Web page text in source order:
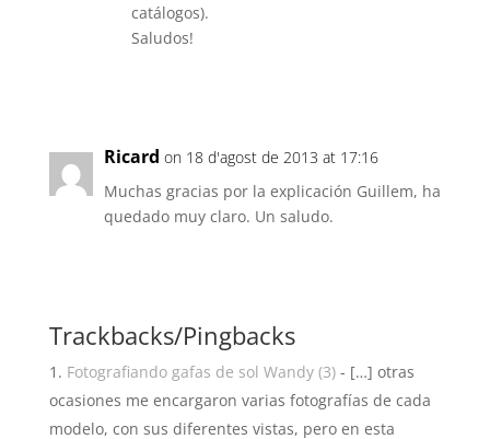
catálogos).
Saludos!
Ricard on 18 d'agost de 2013 at 17:16
Muchas gracias por la explicación Guillem, ha
quedado muy claro. Un saludo.
Trackbacks/Pingbacks
Fotografiando gafas de sol Wandy (3)- […] otras
ocasiones me encargaron varias fotografías de cada
modelo, con sus diferentes vistas, pero en esta